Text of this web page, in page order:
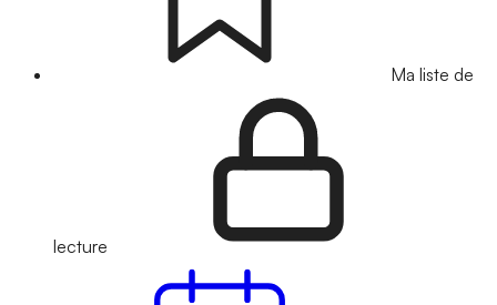
Ma liste de
lecture